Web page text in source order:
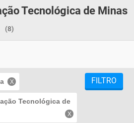
Tecnológica de Minas
(8)
Tecnológica de
FILTRO